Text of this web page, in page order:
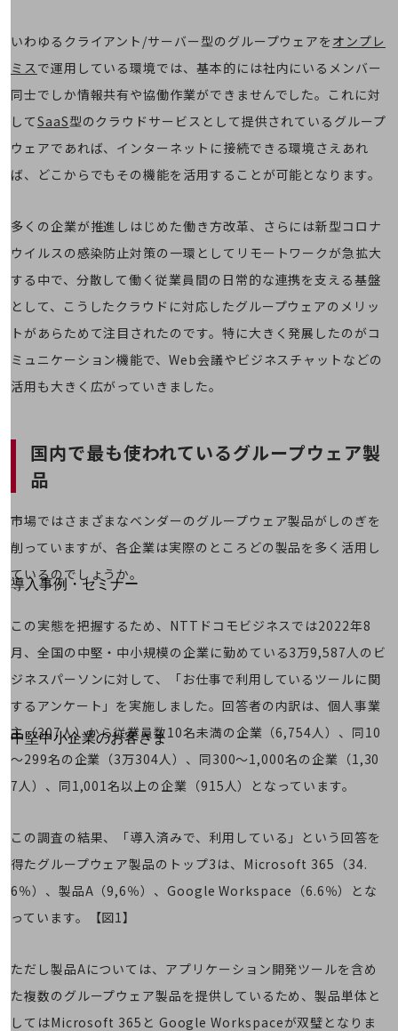
衛星携帯電話
料金
料金TOP
ドコモBiz データ無制限 ドコモ MAX ドコモ mini ドコモBiz かけ放題
ケータイプラン
データプラス
IoT向け回線料金
home5Gプラン
モバイルサービス
セキュリティ
回線・ネットワーク
お手続き
導入事例・セミナー
最新の導入事例や注目の導入事例をご紹介します
セミナー
開催・出展する各種セミナー、イベント情報をご紹介します
別ウィンドウで開きます
中堅中小企業のお客さま
NTTドコモビジネスウォッチ
ビジネスお役立ち情報
新着記事
お役立ち資料ダウンロード
IT用語集
中堅中小企業向け
課題やニーズに合ったサービスをご紹介し、
お悩みから見つける
いわゆるクライアント/サーバー型のグループウェアを オンプレ
ミス で運用している環境では、基本的には社内にいるメンバー
同士でしか情報共有や協働作業ができませんでした。これに対
してSaaS型のクラウドサービスとして提供されているグループ
ウェアであれば、インターネットに接続できる環境さえあれ
ば、どこからでもその機能を活用することが可能となります。
多くの企業が推進しはじめた働き方改革、さらには新型コロナ
ウイルスの感染防止対策の一環としてリモートワークが急拡大
する中で、分散して働く従業員間の日常的な連携を支える基盤
として、こうしたクラウドに対応したグループウェアのメリッ
トがあらためて注目されたのです。特に大きく発展したのがコ
ミュニケーション機能で、Web会議やビジネスチャットなどの
活用も大きく広がっていきました。
国内で最も使われているグループウェア製
品
市場ではさまざまなベンダーのグループウェア製品がしのぎを
削っていますが、各企業は実際のところどの製品を多く活用し
ているのでしょうか。
この実態を把握するため、NTTドコモビジネスでは2022年8
月、全国の中堅・中小規模の企業に勤めている3万9,587人のビ
ジネスパーソンに対して、「お仕事で利用しているツールに関
するアンケート」を実施しました。回答者の内訳は、個人事業
主（307人）から従業員数10名未満の企業（6,754人）、同10
～299名の企業（3万304人）、同300～1,000名の企業（1,30
7人）、同1,001名以上の企業（915人）となっています。
この調査の結果、「導入済みで、利用している」という回答を
得たグループウェア製品のトップ3は、Microsoft 365（34.
6％）、製品A（9,6％）、Google Workspace（6.6％）とな
っています。【図1】
ただし製品Aについては、アプリケーション開発ツールを含め
た複数のグループウェア製品を提供しているため、製品単体と
してはMicrosoft 365と Google Workspaceが双璧となりま